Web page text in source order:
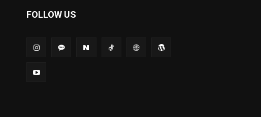
FOLLOW US